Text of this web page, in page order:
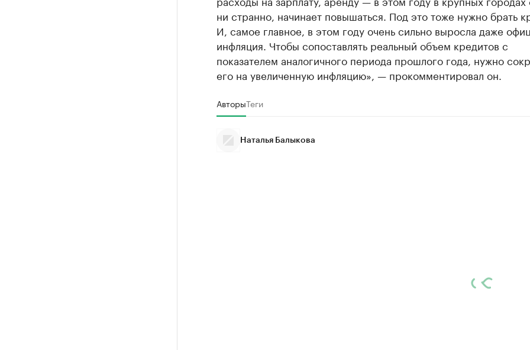
ни странно, начинает повышаться. Под это тоже нужно брать
И, самое главное, в этом году очень сильно выросла даже
инфляция. Чтобы сопоставлять реальный объем кредитов с
показателем аналогичного периода прошлого года, нужно
его на увеличенную инфляцию», — прокомментировал он.
АвторыТеги
Наталья Балыкова